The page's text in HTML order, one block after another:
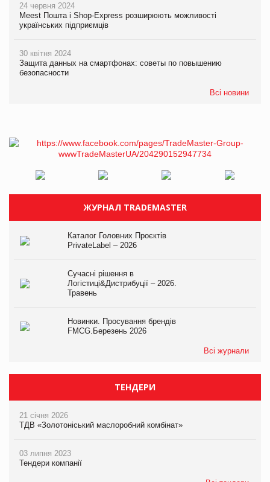
24 червня 2024
Meest Пошта і Shop-Express розширюють можливості
українських підприємців
30 квітня 2024
Защита данных на смартфонах: советы по повышению
безопасности
Всі новини
ЖУРНАЛ TRADEMASTER
Каталог Головних Проєктів
PrivateLabel – 2026
Сучасні рішення в
Логістиці&Дистрибуції – 2026.
Травень
Новинки. Просування брендів
FMCG.Березень 2026
Всі журнали
ТЕНДЕРИ
21 січня 2026
ТДВ «Золотоніський маслоробний комбінат»
03 липня 2023
Тендери компанії